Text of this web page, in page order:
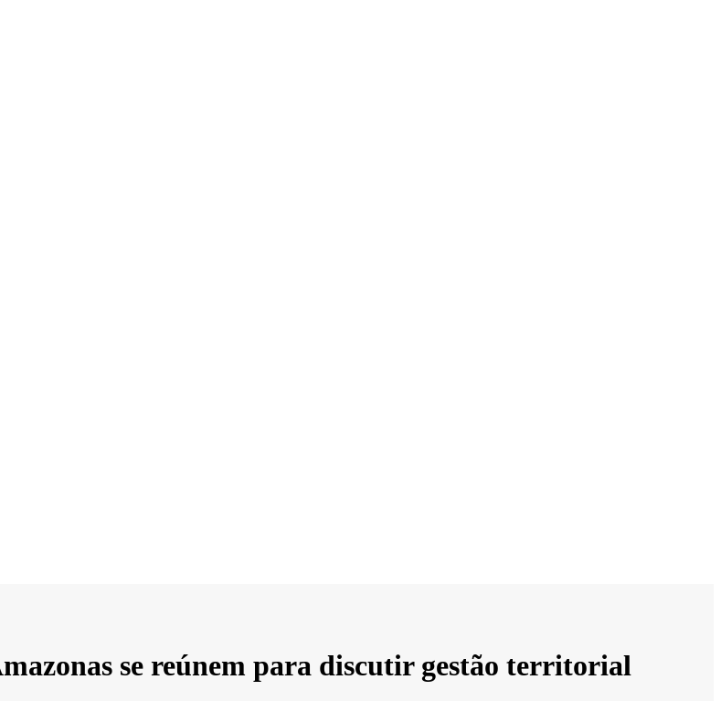
se reúnem para discutir gestão territorial